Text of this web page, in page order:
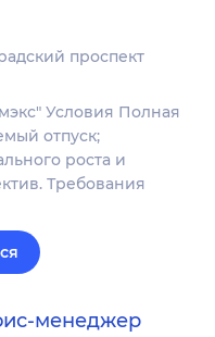
проспект
Условия Полная
отпуск;
роста и
Требования
менеджер